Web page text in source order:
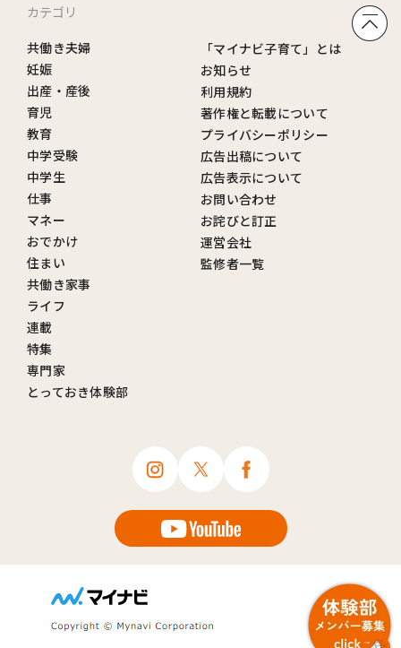
カテゴリ
共働き夫婦
妊娠
出産・産後
育児
教育
中学受験
中学生
仕事
マネー
おでかけ
住まい
共働き家事
ライフ
連載
特集
専門家
とっておき体験部
「マイナビ子育て」とは
お知らせ
利用規約
著作権と転載について
プライバシーポリシー
広告出稿について
広告表示について
お問い合わせ
お詫びと訂正
運営会社
監修者一覧